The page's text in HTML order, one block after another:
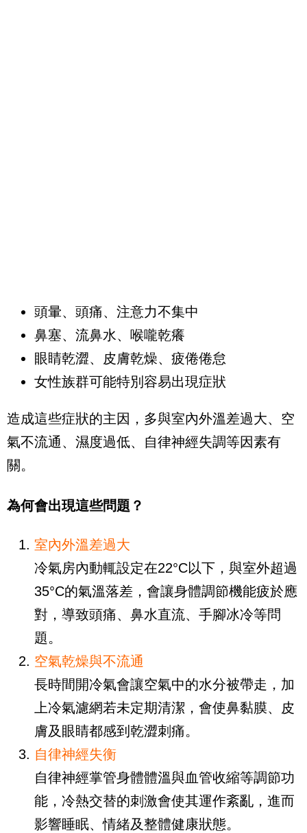
頭暈、頭痛、注意力不集中
鼻塞、流鼻水、喉嚨乾癢
眼睛乾澀、皮膚乾燥、疲倦倦怠
女性族群可能特別容易出現症狀
造成這些症狀的主因，多與室內外溫差過大、空
氣不流通、濕度過低、自律神經失調等因素有
關。
為何會出現這些問題？
室內外溫差過大
冷氣房內動輒設定在22°C以下，與室外超過
35°C的氣溫落差，會讓身體調節機能疲於應
對，導致頭痛、鼻水直流、手腳冰冷等問
題。
空氣乾燥與不流通
長時間開冷氣會讓空氣中的水分被帶走，加
上冷氣濾網若未定期清潔，會使鼻黏膜、皮
膚及眼睛都感到乾澀刺痛。
自律神經失衡
自律神經掌管身體體溫與血管收縮等調節功
能，冷熱交替的刺激會使其運作紊亂，進而
影響睡眠、情緒及整體健康狀態。